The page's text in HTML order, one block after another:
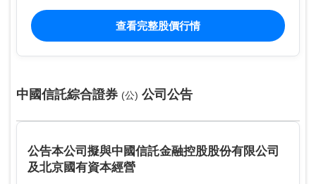
查看完整股價行情
中國信託綜合證券 (公) 公司公告
公告本公司擬與中國信託金融控股股份有限公司
及北京國有資本經營